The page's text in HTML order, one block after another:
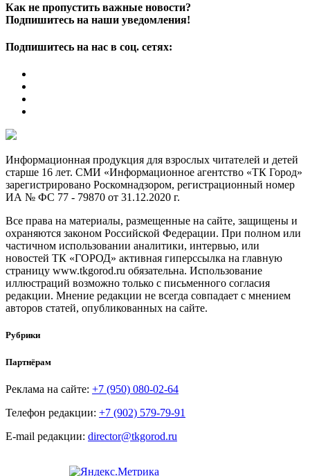
Как не пропустить важные новости?
Подпишитесь на наши уведомления!
Подпишитесь на нас в соц. сетях:
Информационная продукция для взрослых читателей и детей
старше 16 лет. СМИ «Информационное агентство «ТК Город»
зарегистрировано Роскомнадзором, регистрационный номер
ИА № ФС 77 - 79870 от 31.12.2020 г.
Все права на материалы, размещенные на сайте, защищены и
охраняются законом Российской Федерации. При полном или
частичном использовании аналитики, интервью, или
новостей ТК «ГОРОД» активная гиперссылка на главную
страницу www.tkgorod.ru обязательна. Использование
иллюстраций возможно только с письменного согласия
редакции. Мнение редакции не всегда совпадает с мнением
авторов статей, опубликованных на сайте.
Рубрики
Партнёрам
Реклама на сайте: +7 (950) 080-02-64
Телефон редакции: +7 (902) 579-79-91
E-mail редакции: director@tkgorod.ru